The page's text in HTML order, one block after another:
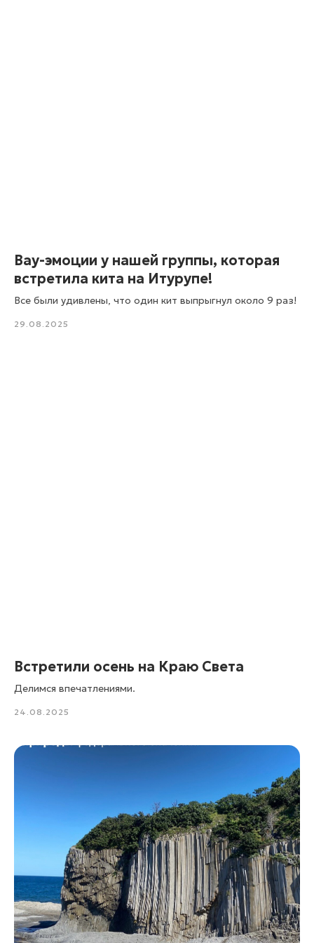
Вау-эмоции у нашей группы, которая
встретила кита на Итурупе!
Все были удивлены, что один кит выпрыгнул около 9 раз!
29.08.2025
Встретили осень на Краю Света
Делимся впечатлениями.
24.08.2025
Подпишитесь, чтобы получать
анонсы предстоящих
путешествий
в числе первых